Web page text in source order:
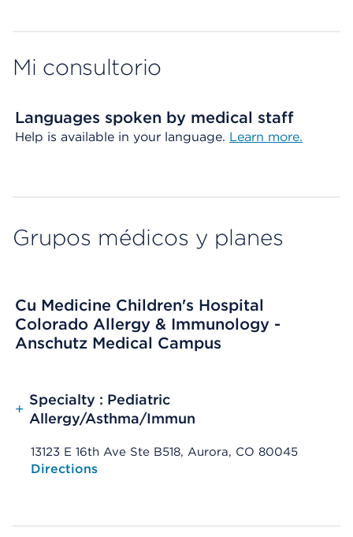
Mi consultorio
Languages spoken by medical staff
Help is available in your language. Learn more.
Grupos médicos y planes
Cu Medicine Children's Hospital
Colorado Allergy & Immunology -
Anschutz Medical Campus
+
Specialty : Pediatric
Allergy/Asthma/Immun
13123 E 16th Ave Ste B518, Aurora, CO 80045
Opens native map application on mobile devices
Directions